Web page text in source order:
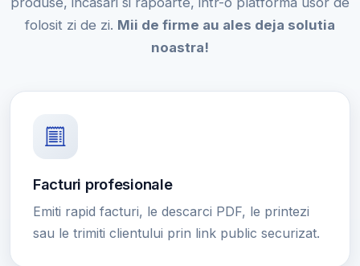
folosit zi de zi. Mii de firme au ales deja solutia
noastra!
Facturi profesionale
Emiti rapid facturi, le descarci PDF, le printezi
sau le trimiti clientului prin link public securizat.